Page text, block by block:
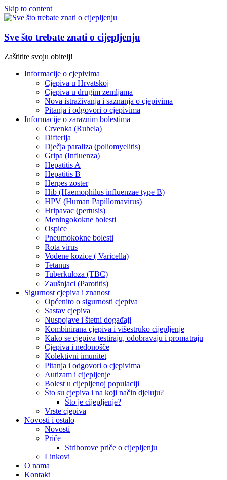
Skip to content
Sve što trebate znati o cijepljenju
Zaštitite svoju obitelj!
Informacije o cjepivima
Cjepiva u Hrvatskoj
Cjepiva u drugim zemljama
Nova istraživanja i saznanja o cjepivima
Pitanja i odgovori o cjepivima
Informacije o zaraznim bolestima
Crvenka (Rubela)
Difterija
Dječja paraliza (poliomyelitis)
Gripa (Influenza)
Hepatitis A
Hepatitis B
Herpes zoster
Hib (Haemophilus influenzae type B)
HPV (Human Papillomavirus)
Hripavac (pertusis)
Meningokokne bolesti
Ospice
Pneumokokne bolesti
Rota virus
Vodene kozice ( Varicella)
Tetanus
Tuberkuloza (TBC)
Zaušnjaci (Parotitis)
Sigurnost cjepiva i znanost
Općenito o sigurnosti cjepiva
Sastav cjepiva
Nuspojave i štetni događaji
Kombinirana cjepiva i višestruko cijepljenje
Kako se cjepiva testiraju, odobravaju i promatraju
Cjepiva i nedonošče
Kolektivni imunitet
Pitanja i odgovori o cjepivima
Autizam i cijepljenje
Bolest u cijepljenoj populaciji
Što su cjepiva i na koji način djeluju?
Što je cijepljenje?
Vrste cjepiva
Novosti i ostalo
Novosti
Priče
Striborove priče o cijepljenju
Linkovi
O nama
Kontakt